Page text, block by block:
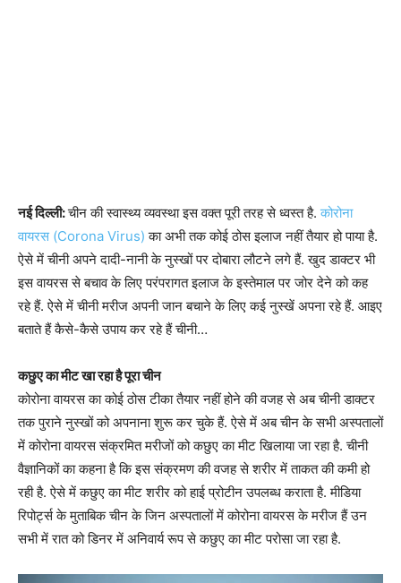
नई दिल्ली:चीन की स्वास्थ्य व्यवस्था इस वक्त पूरी तरह से ध्वस्त है.कोरोना
वायरस (Corona Virus) का अभी तक कोई ठोस इलाज नहीं तैयार हो पाया है.
ऐसे में चीनी अपने दादी-नानी के नुस्खों पर दोबारा लौटने लगे हैं. खुद डाक्टर भी
इस वायरस से बचाव के लिए परंपरागत इलाज के इस्तेमाल पर जोर देने को कह
रहे हैं. ऐसे में चीनी मरीज अपनी जान बचाने के लिए कई नुस्खें अपना रहे हैं. आइए
बताते हैं कैसे-कैसे उपाय कर रहे हैं चीनी…
कछुए का मीट खा रहा है पूरा चीन
कोरोना वायरस का कोई ठोस टीका तैयार नहीं होने की वजह से अब चीनी डाक्टर
तक पुराने नुस्खों को अपनाना शुरू कर चुके हैं. ऐसे में अब चीन के सभी अस्पतालों
में कोरोना वायरस संक्रमित मरीजों को कछुए का मीट खिलाया जा रहा है. चीनी
वैज्ञानिकों का कहना है कि इस संक्रमण की वजह से शरीर में ताकत की कमी हो
रही है. ऐसे में कछुए का मीट शरीर को हाई प्रोटीन उपलब्ध कराता है. मीडिया
रिपोर्ट्स के मुताबिक चीन के जिन अस्पतालों में कोरोना वायरस के मरीज हैं उन
सभी में रात को डिनर में अनिवार्य रूप से कछुए का मीट परोसा जा रहा है.